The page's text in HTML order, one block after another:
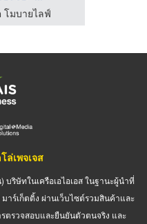
โมบายไลฟ์
ล่เพจเจส
ริษัทในเครือเอไอเอส ในฐานะผู้นำที่
ร์เก็ตติ้ง ผ่านเว็บไซต์รวมสินค้าและ
ตรวจสอบและยืนยันตัวตนจริง และ